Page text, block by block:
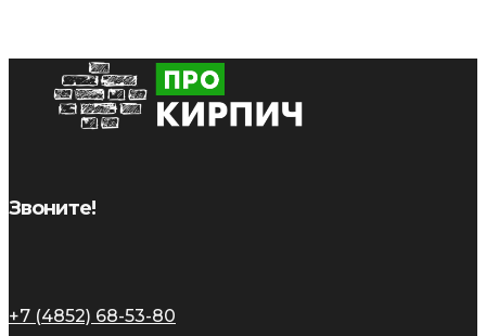
Звоните!
+7 (4852) 68-53-80